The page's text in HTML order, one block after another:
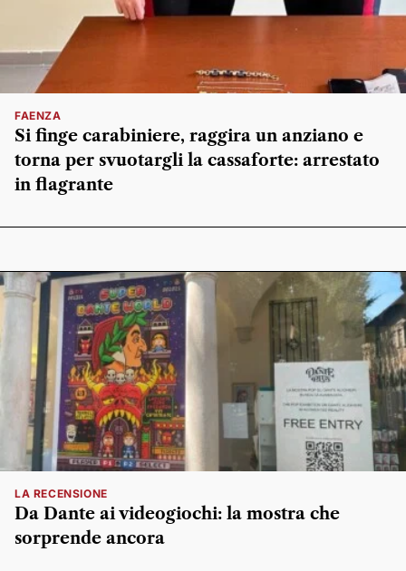
FAENZA
Si finge carabiniere, raggira un anziano e
torna per svuotargli la cassaforte: arrestato
in flagrante
LA RECENSIONE
Da Dante ai videogiochi: la mostra che
sorprende ancora